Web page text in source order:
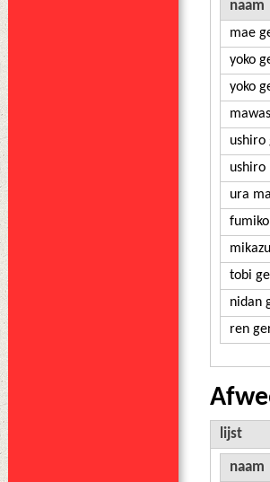
naam
mae
yoko
yoko
ushiro
ushiro
ura
tobi
nidan
ren
lijst
naam